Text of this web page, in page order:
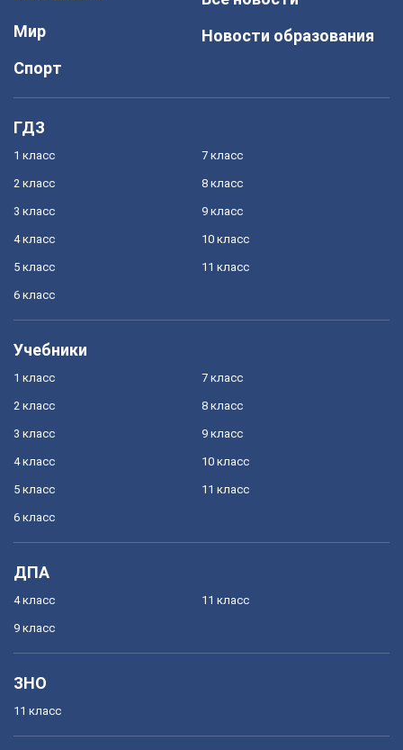
Мир
Спорт
Новости образования
ГДЗ
1 класс
2 класс
3 класс
4 класс
5 класс
6 класс
7 класс
8 класс
9 класс
10 класс
11 класс
Учебники
1 класс
2 класс
3 класс
4 класс
5 класс
6 класс
7 класс
8 класс
9 класс
10 класс
11 класс
ДПА
4 класс
9 класс
11 класс
ЗНО
11 класс